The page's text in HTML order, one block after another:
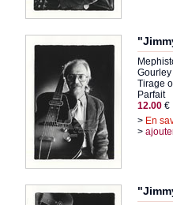
Gourley
Tirage
Parfait
12.00 €
> En
>